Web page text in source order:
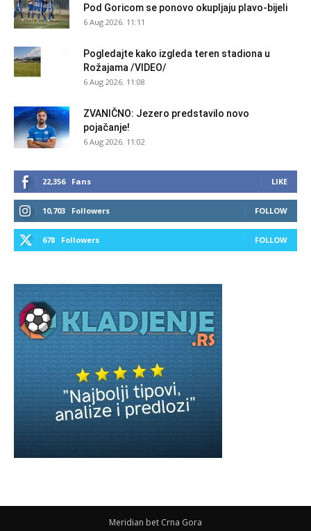
Pod Goricom se ponovo okupljaju plavo-bijeli
6 Aug 2026. 11:11
Pogledajte kako izgleda teren stadiona u
Rožajama /VIDEO/
6 Aug 2026. 11:08
ZVANIČNO: Jezero predstavilo novo
pojačanje!
6 Aug 2026. 11:02
22,356 Fans LIKE
10,703 Followers FOLLOW
678 Followers FOLLOW
Meridian bet Crna Gora